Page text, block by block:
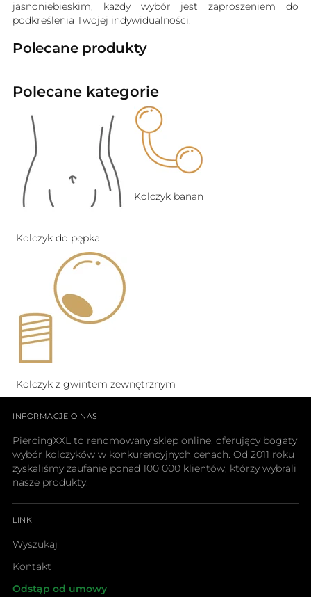
jasnoniebieskim, każdy wybór jest zaproszeniem do
podkreślenia Twojej indywidualności.
Polecane produkty
Polecane kategorie
Kolczyk do pępka
Kolczyk banan
Kolczyk z gwintem zewnętrznym
INFORMACJE O NAS
PiercingXXL to renomowany sklep online, oferujący bogaty
wybór kolczyków w konkurencyjnych cenach. Od 2011 roku
zyskaliśmy zaufanie ponad 100 000 klientów, którzy wybrali
nasze produkty.
LINKI
Wyszukaj
Kontakt
Odstąp od umowy